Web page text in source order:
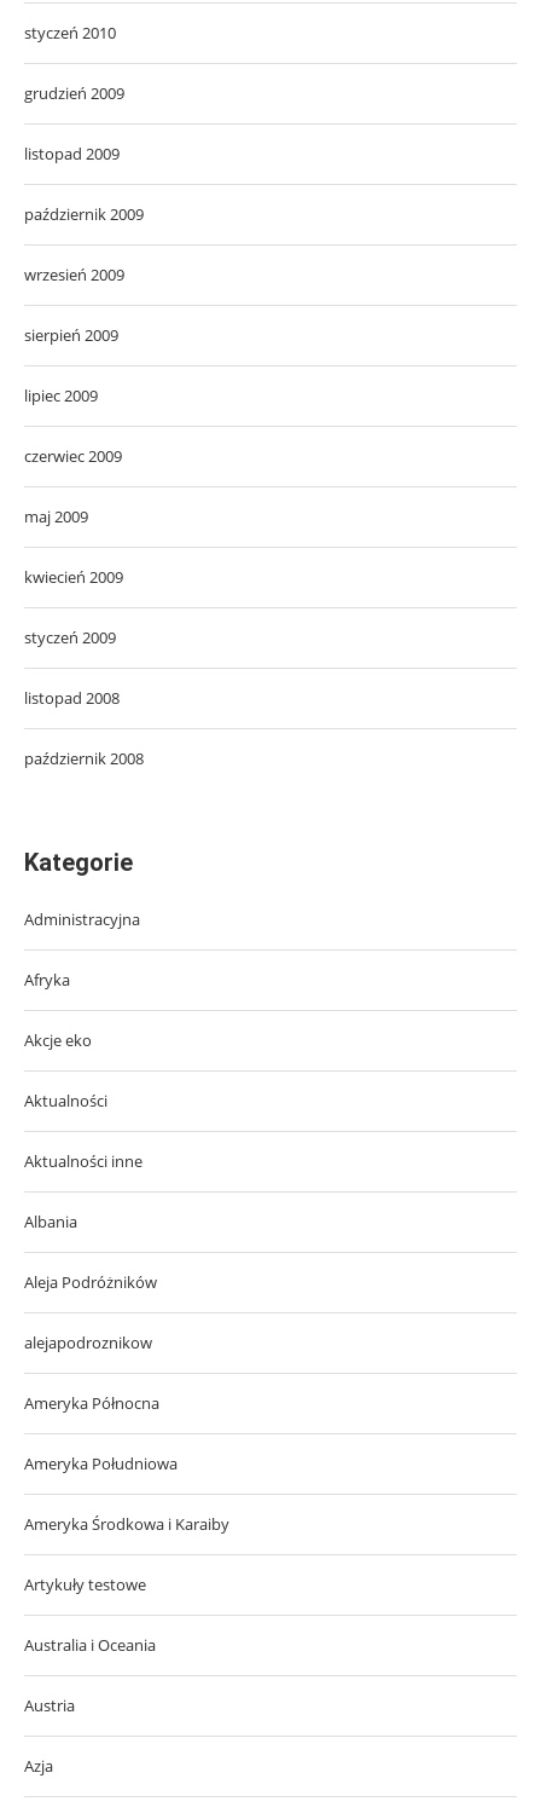
styczeń 2010
grudzień 2009
listopad 2009
październik 2009
wrzesień 2009
sierpień 2009
lipiec 2009
czerwiec 2009
maj 2009
kwiecień 2009
styczeń 2009
listopad 2008
październik 2008
Kategorie
Administracyjna
Afryka
Akcje eko
Aktualności
Aktualności inne
Albania
Aleja Podróżników
alejapodroznikow
Ameryka Północna
Ameryka Południowa
Ameryka Środkowa i Karaiby
Artykuły testowe
Australia i Oceania
Austria
Azja